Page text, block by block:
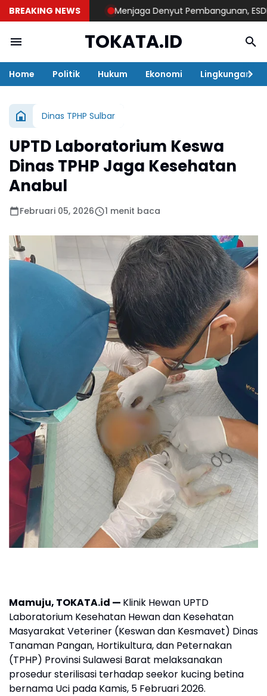
BREAKING NEWSMenjaga Denyut Pembangunan, ESDM
TOKATA.ID
Home Politik Hukum Ekonomi Lingkungan
Dinas TPHP Sulbar
UPTD Laboratorium Keswa
Dinas TPHP Jaga Kesehatan
Anabul
Februari 05, 2026 1 menit baca
Mamuju, TOKATA.id — Klinik Hewan UPTD
Laboratorium Kesehatan Hewan dan Kesehatan
Masyarakat Veteriner (Keswan dan Kesmavet) Dinas
Tanaman Pangan, Hortikultura, dan Peternakan
(TPHP) Provinsi Sulawesi Barat melaksanakan
prosedur sterilisasi terhadap seekor kucing betina
bernama Uci pada Kamis, 5 Februari 2026.